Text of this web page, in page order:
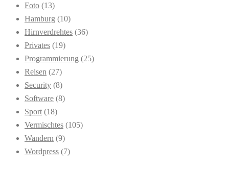
Foto (13)
Hamburg (10)
Hirnverdrehtes (36)
Privates (19)
Programmierung (25)
Reisen (27)
Security (8)
Software (8)
Sport (18)
Vermischtes (105)
Wandern (9)
Wordpress (7)